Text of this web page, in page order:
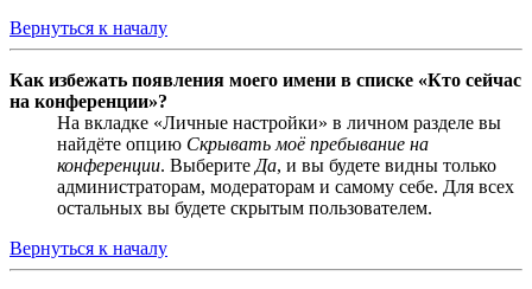
Вернуться к началу
Как избежать появления моего имени в списке «Кто сейчас
на конференции»?
На вкладке «Личные настройки» в личном разделе вы
найдёте опцию Скрывать моё пребывание на
конференции. ВыберитеДа, и вы будете видны только
администраторам, модераторам и самому себе. Для всех
остальных вы будете скрытым пользователем.
Вернуться к началу